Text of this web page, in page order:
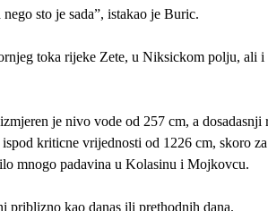
sto je sada”, istakao je Buric.
toka rijeke Zete, u Niksickom polju, ali i
je nivo vode od 257 cm, a dosadasnji
kriticne vrijednosti od 1226 cm, skoro
mnogo padavina u Kolasinu i Mojkovcu.
priblizno kao danas ili prethodnih dana.